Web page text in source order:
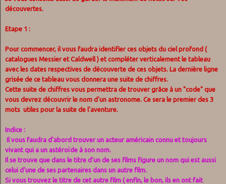
découvertes.
Etape 1 :
Pour commencer, il vous faudra identifier ces objets du ciel profond (
catalogues Messier et Caldwell ) et compléter verticalement le tableau
avec les dates respectives de découverte de ces objets. La dernière ligne
grisée de ce tableau vous donnera une suite de chiffres.
Cette suite de chiffres vous permettra de trouver grâce à un "code" que
vous devrez découvrir le nom d'un astronome. Ce sera le premier des 3
mots utiles pour la suite de l'aventure.
Indice :
Il vous faudra d'abord trouver un acteur américain connu et toujours
vivant qui a un astéroïde à son nom.
Il se trouve que dans le titre d'un de ses films figure un nom qui est aussi
celui d'une de ses partenaires dans un autre film.
Si vous trouvez le titre de cet autre film ( enfin, le bon, ils en ont fait